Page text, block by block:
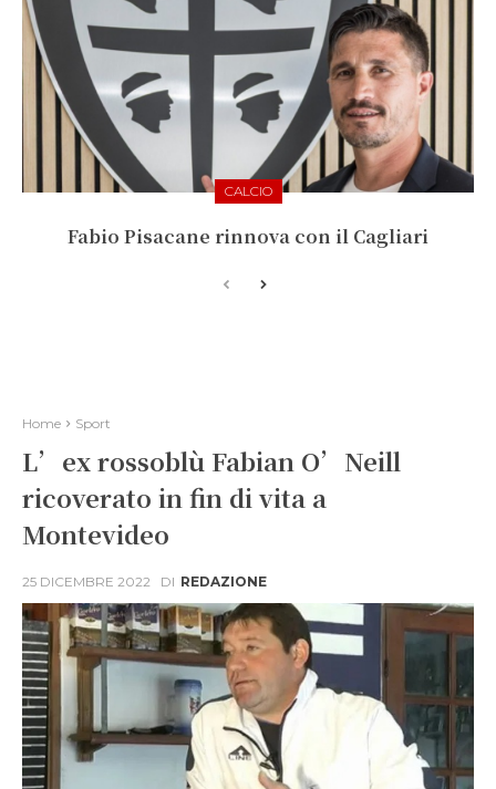
CALCIO
Fabio Pisacane rinnova con il Cagliari